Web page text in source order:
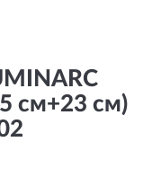
см+23 см)